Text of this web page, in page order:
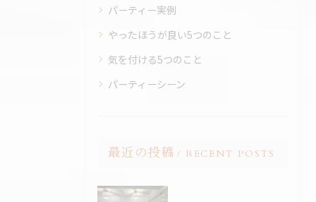
パーティー実例
やったほうが良い5つのこと
気を付ける5つのこと
パーティーシーン
最近の投稿 RECENT POSTS